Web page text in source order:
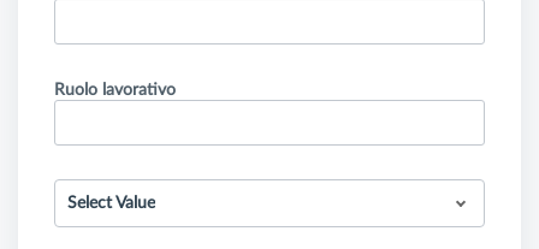
Ruolo lavorativo
Select Value